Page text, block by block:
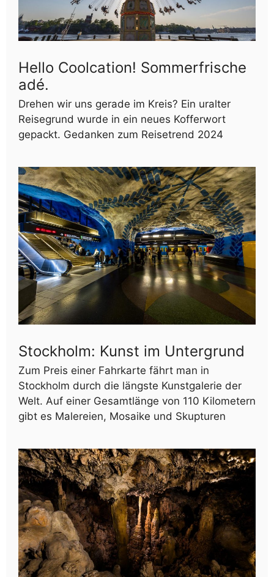
Hello Coolcation! Sommerfrische
adé.
Drehen wir uns gerade im Kreis? Ein uralter
Reisegrund wurde in ein neues Kofferwort
gepackt. Gedanken zum Reisetrend 2024
Stockholm: Kunst im Untergrund
Zum Preis einer Fahrkarte fährt man in
Stockholm durch die längste Kunstgalerie der
Welt. Auf einer Gesamtlänge von 110 Kilometern
gibt es Malereien, Mosaike und Skupturen